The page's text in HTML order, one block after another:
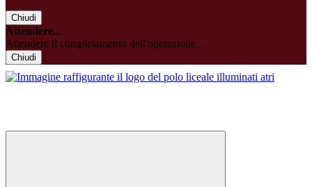
Chiudi
Attendere...
Attendere il completamento dell'operazione...
Chiudi